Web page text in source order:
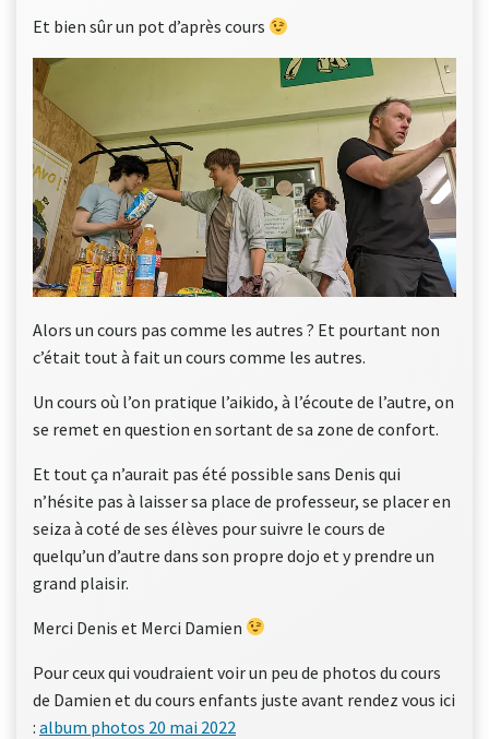
Et bien sûr un pot d’après cours
Alors un cours pas comme les autres ? Et pourtant non
c’était tout à fait un cours comme les autres.
Un cours où l’on pratique l’aikido, à l’écoute de l’autre, on
se remet en question en sortant de sa zone de confort.
Et tout ça n’aurait pas été possible sans Denis qui
n’hésite pas à laisser sa place de professeur, se placer en
seiza à coté de ses élèves pour suivre le cours de
quelqu’un d’autre dans son propre dojo et y prendre un
grand plaisir.
Merci Denis et Merci Damien
Pour ceux qui voudraient voir un peu de photos du cours
de Damien et du cours enfants juste avant rendez vous ici
: album photos 20 mai 2022